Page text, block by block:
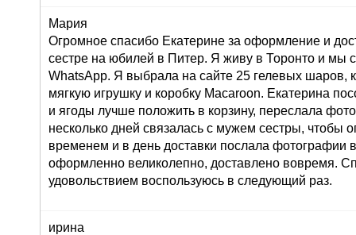
Мария
Огромное спасибо Екатерине за оформление и
сестре на юбилей в Питер. Я живу в Торонто и мы
WhatsApp. Я выбрала на сайте 25 гелевых шаров,
мягкую игрушку и коробку Macaroon. Екатерина
и ягоды лучше положить в корзину, переслала
несколько дней связалась с мужем сестры, чтобы
временем и в день доставки послала фотографии
оформленно великолепно, доставлено вовремя.
удовольствием воспользуюсь в следующий раз.
ирина